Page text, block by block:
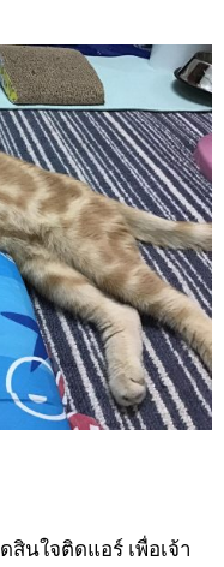
นใจติดแอร์ เพื่อเจ้า